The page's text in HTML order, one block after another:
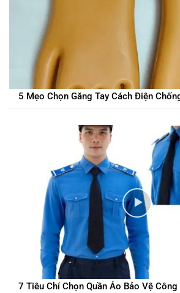
5 Mẹo Chọn Găng Tay Cách Điện
7 Tiêu Chí Chọn Quần Áo Bảo Vệ